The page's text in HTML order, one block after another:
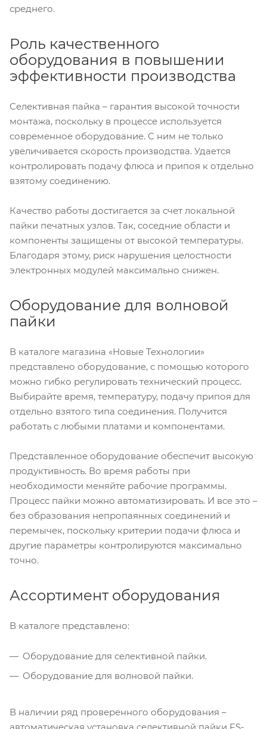
среднего.
Роль качественного
оборудования в повышении
эффективности производства
Селективная пайка – гарантия высокой точности
монтажа, поскольку в процессе используется
современное оборудование. С ним не только
увеличивается скорость производства. Удается
контролировать подачу флюса и припоя к отдельно
взятому соединению.
Качество работы достигается за счет локальной
пайки печатных узлов. Так, соседние области и
компоненты защищены от высокой температуры.
Благодаря этому, риск нарушения целостности
электронных модулей максимально снижен.
Оборудование для волновой
пайки
В каталоге магазина «Новые Технологии»
представлено оборудование, с помощью которого
можно гибко регулировать технический процесс.
Выбирайте время, температуру, подачу припоя для
отдельно взятого типа соединения. Получится
работать с любыми платами и компонентами.
Представленное оборудование обеспечит высокую
продуктивность. Во время работы при
необходимости меняйте рабочие программы.
Процесс пайки можно автоматизировать. И все это –
без образования непропаянных соединений и
перемычек, поскольку критерии подачи флюса и
другие параметры контролируются максимально
точно.
Ассортимент оборудования
В каталоге представлено:
Оборудование для селективной пайки.
Оборудование для волновой пайки.
В наличии ряд проверенного оборудования –
автоматическая установка селективной пайки FS-